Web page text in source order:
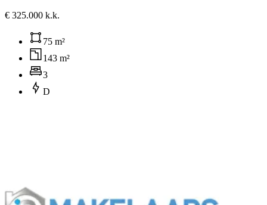
€ 325.000 k.k.
75 m²
143 m²
3
D